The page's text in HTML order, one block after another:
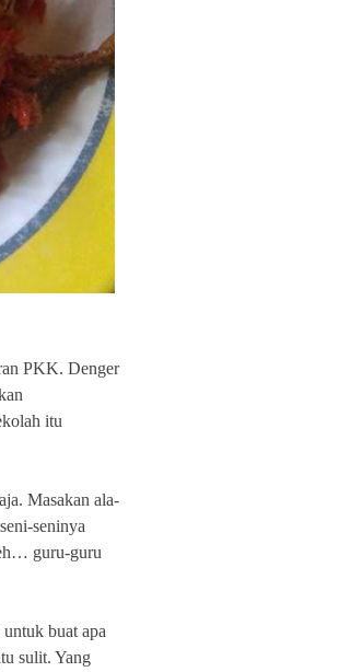
PKK. Denger
itu
Masakan ala-
seninya
guru-guru
buat apa
sulit. Yang